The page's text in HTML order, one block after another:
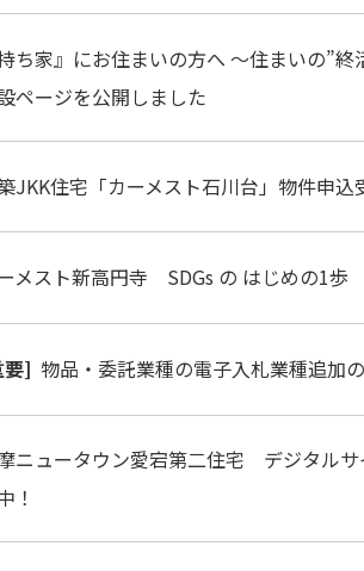
持ち家』にお住まいの方へ ～住まいの”
ページを公開しました
JKK住宅「カーメスト石川台」物件申込
メスト新高円寺 SDGs の はじめの1歩
] 物品・委託業種の電子入札業種追加
ニュータウン愛宕第二住宅 デジタル
！